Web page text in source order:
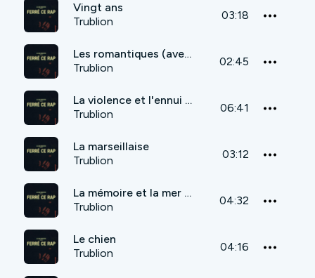
Vingt ans
Trublion
03:18
Les romantiques (avec Fred Dorlinz)
Trublion
02:45
La violence et l'ennui (avec Pziko MC)
Trublion
06:41
La marseillaise
Trublion
03:12
La mémoire et la mer (avec Valérian - Vendeurs d'Enclumes)
Trublion
04:32
Le chien
Trublion
04:16